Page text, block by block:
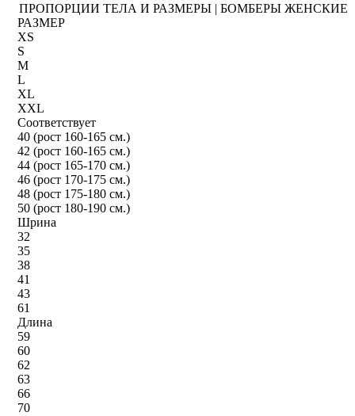
ПРОПОРЦИИ ТЕЛА И РАЗМЕРЫ | БОМБЕРЫ ЖЕНСКИЕ
РАЗМЕР
XS
S
M
L
XL
XXL
Соответствует
40 (рост 160-165 см.)
42 (рост 160-165 см.)
44 (рост 165-170 см.)
46 (рост 170-175 см.)
48 (рост 175-180 см.)
50 (рост 180-190 см.)
Шрина
32
35
38
41
43
61
Длина
59
60
62
63
66
70